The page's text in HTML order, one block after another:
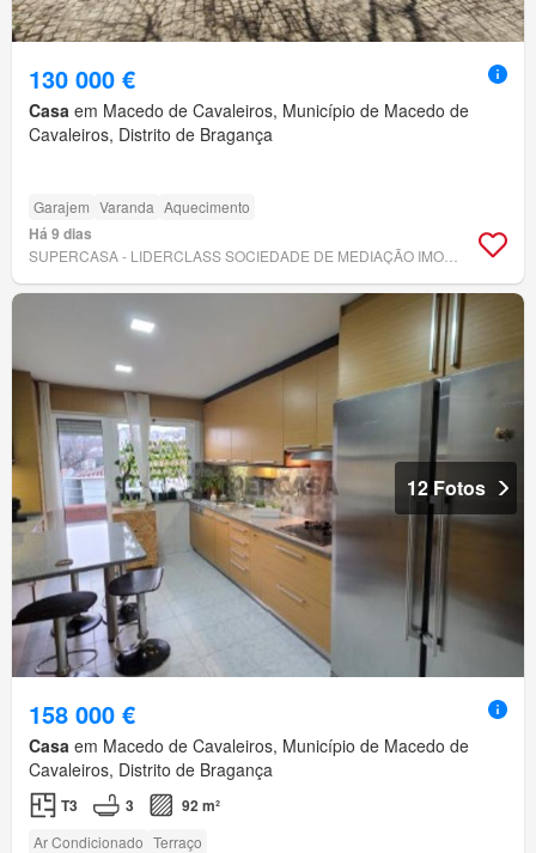
130 000 €
Casa em Macedo de Cavaleiros, Município de Macedo de
Cavaleiros, Distrito de Bragança
Garajem Varanda Aquecimento
Há 9 dias
12 Fotos
158 000 €
Casa em Macedo de Cavaleiros, Município de Macedo de
Cavaleiros, Distrito de Bragança
T3 3 92 m²
Ar Condicionado Terraço